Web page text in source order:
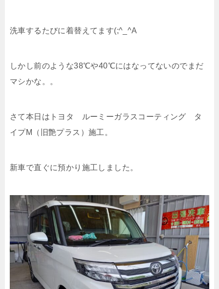
洗車するたびに着替えてます(;^_^A
しかし前のような38℃や40℃にはなってないのでまだ
マシかな。。
さて本日はトヨタ ルーミーガラスコーティング タ
イプM（旧艶プラス）施工。
新車で直ぐに預かり施工しました。